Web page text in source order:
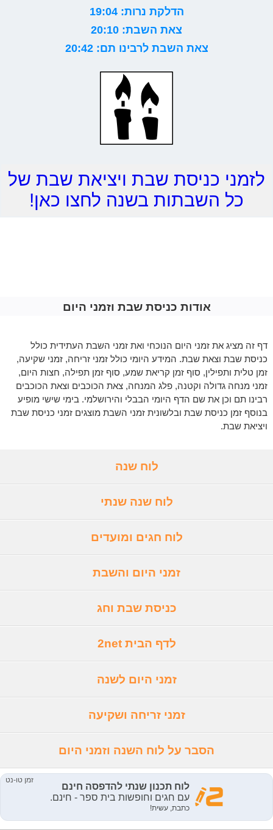
הדלקת נרות: 19:04
צאת השבת: 20:10
צאת השבת לרבינו תם: 20:42
לזמני כניסת שבת ויציאת שבת של
כל השבתות בשנה לחצו כאן!
אודות כניסת שבת וזמני היום
דף זה מציג את זמני היום הנוכחי ואת זמני השבת העתידית כולל
כניסת שבת וצאת שבת. המידע היומי כולל זמני זריחה, זמני שקיעה,
זמן טלית ותפילין, סוף זמן קריאת שמע, סוף זמן תפילה, חצות היום,
זמני מנחה גדולה וקטנה, פלג המנחה, צאת הכוכבים וצאת הכוכבים
רבינו תם וכן את שם הדף היומי הבבלי והירושלמי. בימי שישי מופיע
בנוסף זמן כניסת שבת ובלשונית זמני השבת מוצגים זמני כניסת שבת
ויציאת שבת.
לוח שנה
לוח שנה שנתי
לוח חגים ומועדים
זמני היום והשבת
כניסת שבת וחג
לדף הבית 2net
זמני היום לשנה
זמני זריחה ושקיעה
הסבר על לוח השנה וזמני היום